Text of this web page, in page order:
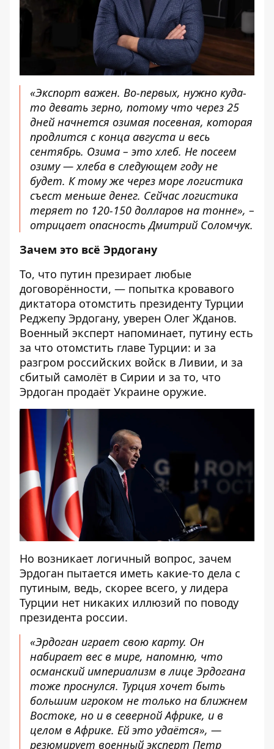
«Экспорт важен. Во-первых, нужно куда-
то девать зерно, потому что через 25
дней начнется озимая посевная, которая
продлится с конца августа и весь
сентябрь. Озима – это хлеб. Не посеем
озиму — хлеба в следующем году не
будет. К тому же через море логистика
съест меньше денег. Сейчас логистика
теряет по 120-150 долларов на тонне», –
отрицает опасность Дмитрий Соломчук.
Зачем это всё Эрдогану
То, что путин презирает любые
договорённости, — попытка кровавого
диктатора отомстить президенту Турции
Реджепу Эрдогану, уверен Олег Жданов.
Военный эксперт напоминает, путину есть
за что отомстить главе Турции: и за
разгром российских войск в Ливии, и за
сбитый самолёт в Сирии и за то, что
Эрдоган продаёт Украине оружие.
Но возникает логичный вопрос, зачем
Эрдоган пытается иметь какие-то дела с
путиным, ведь, скорее всего, у лидера
Турции нет никаких иллюзий по поводу
президента россии.
«Эрдоган играет свою карту. Он
набирает вес в мире, напомню, что
османский империализм в лице Эрдогана
тоже проснулся. Турция хочет быть
большим игроком не только на ближнем
Востоке, но и в северной Африке, и в
целом в Африке. Ей это удаётся», —
резюмирует военный эксперт Петр